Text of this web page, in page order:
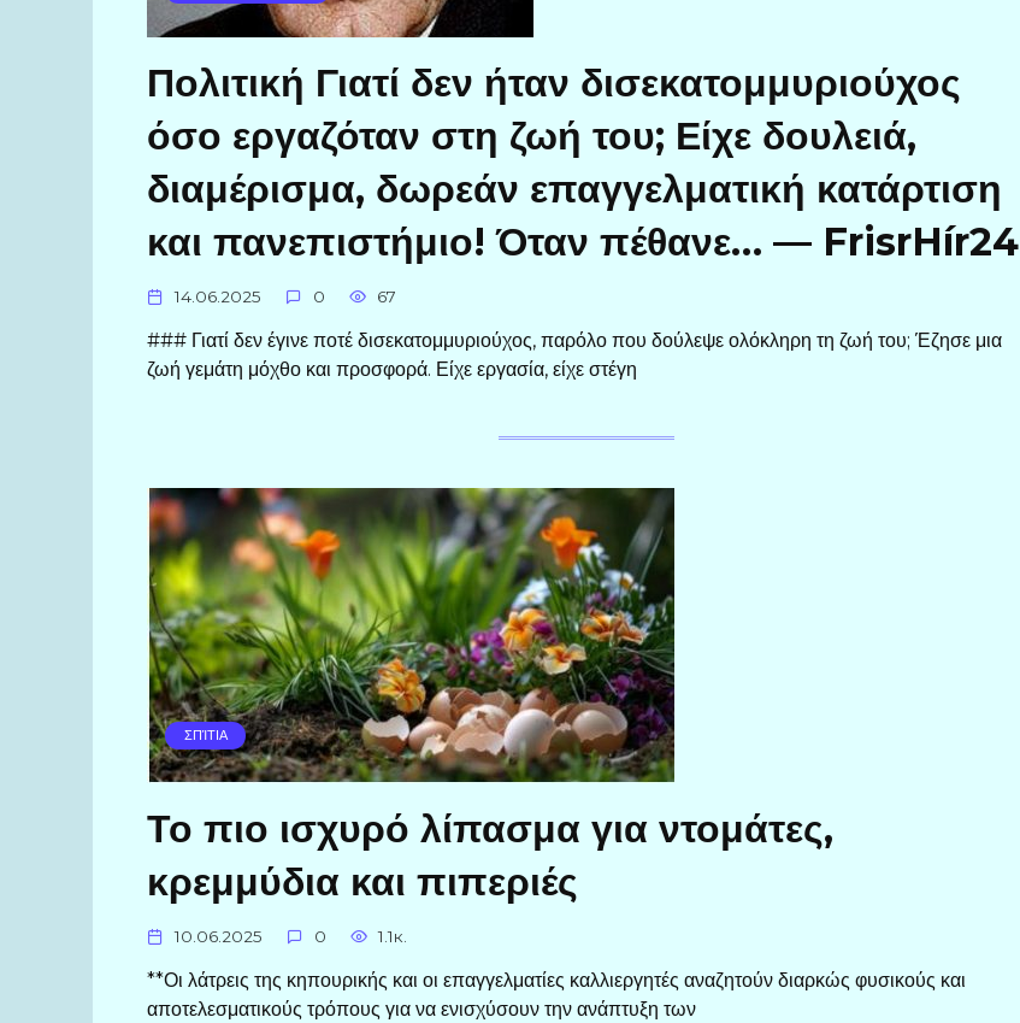
Πολιτική Γιατί δεν ήταν δισεκατομμυριούχος
όσο εργαζόταν στη ζωή του; Είχε δουλειά,
διαμέρισμα, δωρεάν επαγγελματική κατάρτιση
και πανεπιστήμιο! Όταν πέθανε… — FrisrHír24
14.06.2025 0 67
### Γιατί δεν έγινε ποτέ δισεκατομμυριούχος, παρόλο που δούλεψε ολόκληρη τη ζωή του; Έζησε μια
ζωή γεμάτη μόχθο και προσφορά. Είχε εργασία, είχε στέγη
ΣΠΊΤΙΑ
Το πιο ισχυρό λίπασμα για ντομάτες,
κρεμμύδια και πιπεριές
10.06.2025 0 1.1к.
**Οι λάτρεις της κηπουρικής και οι επαγγελματίες καλλιεργητές αναζητούν διαρκώς φυσικούς και
αποτελεσματικούς τρόπους για να ενισχύσουν την ανάπτυξη των